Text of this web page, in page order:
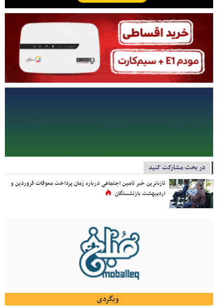
در بحث مشارکت کنید
تازه‌ترین خبر تامین اجتماعی درباره زمان پرداخت معوقات فروردین و
اردیبهشت بازنشستگان
وبگردی